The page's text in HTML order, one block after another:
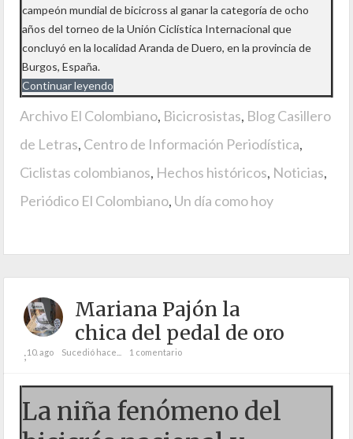
campeón mundial de bicicross al ganar la categoría de ocho
años del torneo de la Unión Ciclística Internacional que
concluyó en la localidad Aranda de Duero, en la provincia de
Burgos, España.
Continuar leyendo
Archivo El Colombiano, Bicicrosistas, Blog Casillero
de Letras, Centro de Información Periodística,
Ciclistas colombianos, Hechos históricos, Noticias,
Periódico El Colombiano, Un día como hoy
Mariana Pajón la
chica del pedal de oro
;10. ago Sucedió hace... 1 comentario
La niña fenómeno del